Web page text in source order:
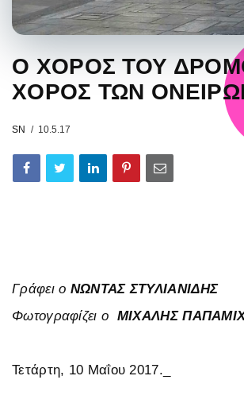
Ο ΧΟΡΟΣ ΤΟΥ
ΧΟΡΟΣ ΤΩΝ
SN 10.5.17
Γράφει ο ΝΩΝΤΑΣ ΣΤΥΛΙΑΝΙΔΗΣ
Φωτογραφίζει ο ΜΙΧΑΛΗΣ
Τετάρτη, 10 Μαΐου 2017._